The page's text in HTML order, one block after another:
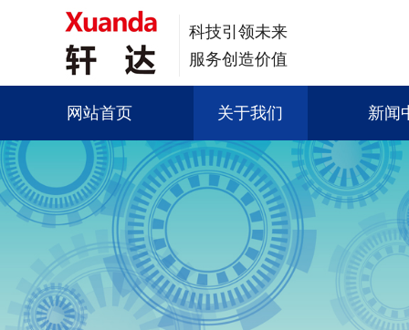
科技引领未来
服务创造价值
网站首页 关于我们 新闻